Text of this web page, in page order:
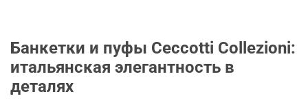
Банкетки и пуфы Ceccotti Collezioni:
итальянская элегантность в
деталях